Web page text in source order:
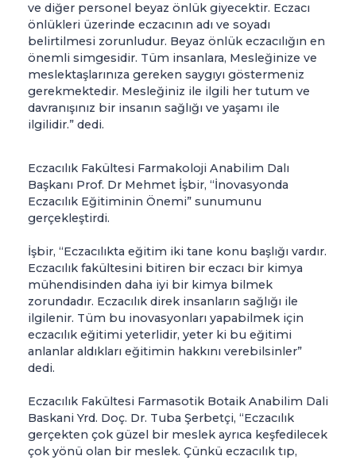
ve diğer personel beyaz önlük giyecektir. Eczacı
önlükleri üzerinde eczacının adı ve soyadı
belirtilmesi zorunludur. Beyaz önlük eczacılığın en
önemli simgesidir. Tüm insanlara, Mesleğinize ve
meslektaşlarınıza gereken saygıyı göstermeniz
gerekmektedir. Mesleğiniz ile ilgili her tutum ve
davranışınız bir insanın sağlığı ve yaşamı ile
ilgilidir.” dedi.
Eczacılık Fakültesi Farmakoloji Anabilim Dalı
Başkanı Prof. Dr Mehmet İşbir, “İnovasyonda
Eczacılık Eğitiminin Önemi” sunumunu
gerçekleştirdi.
İşbir, “Eczacılıkta eğitim iki tane konu başlığı vardır.
Eczacılık fakültesini bitiren bir eczacı bir kimya
mühendisinden daha iyi bir kimya bilmek
zorundadır. Eczacılık direk insanların sağlığı ile
ilgilenir. Tüm bu inovasyonları yapabilmek için
eczacılık eğitimi yeterlidir, yeter ki bu eğitimi
anlanlar aldıkları eğitimin hakkını verebilsinler”
dedi.
Eczacılık Fakültesi Farmasotik Botaik Anabilim Dali
Baskani Yrd. Doç. Dr. Tuba Şerbetçi, “Eczacılık
gerçekten çok güzel bir meslek ayrıca keşfedilecek
çok yönü olan bir meslek. Çünkü eczacılık tıp,